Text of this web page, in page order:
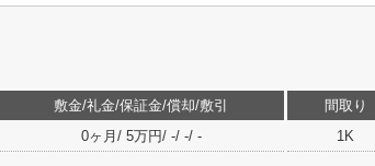
敷金/礼金/保証金/償却/敷引 間取り
0ヶ月/ 5万円/ -/ -/ - 1K